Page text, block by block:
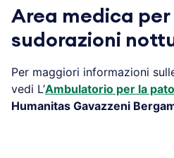
Area medica per
sudorazioni
Per maggiori informazioni
vedi L’Ambulatorio per la
Humanitas Gavazzeni